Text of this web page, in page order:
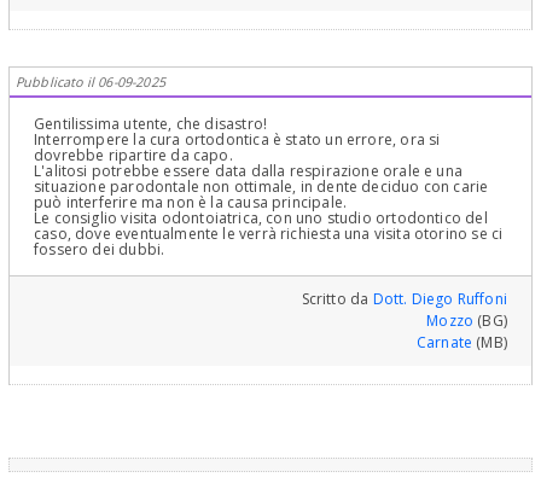
Pubblicato il 06-09-2025
Gentilissima utente, che disastro!
Interrompere la cura ortodontica è stato un errore, ora si
dovrebbe ripartire da capo.
L'alitosi potrebbe essere data dalla respirazione orale e una
situazione parodontale non ottimale, in dente deciduo con carie
può interferire ma non è la causa principale.
Le consiglio visita odontoiatrica, con uno studio ortodontico del
caso, dove eventualmente le verrà richiesta una visita otorino se ci
fossero dei dubbi.
Scritto da Dott. Diego Ruffoni
Mozzo (BG)
Carnate (MB)